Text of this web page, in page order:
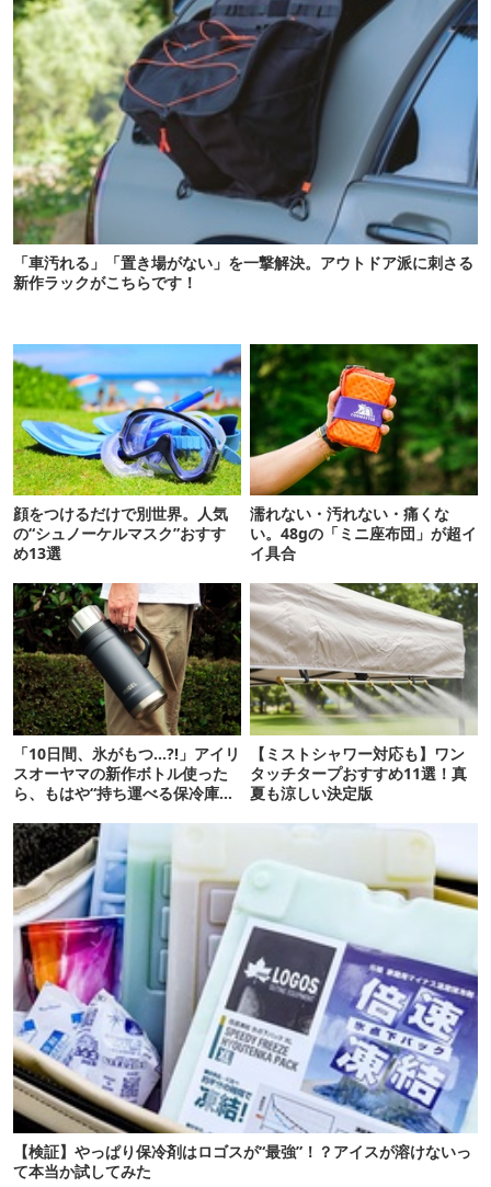
「車汚れる」「置き場がない」を一撃解決。アウトドア派に刺さる
新作ラックがこちらです！
顔をつけるだけで別世界。人気
の“シュノーケルマスク”おすす
め13選
濡れない・汚れない・痛くな
い。48gの「ミニ座布団」が超イ
イ具合
「10日間、氷がもつ…?!」アイリ
スオーヤマの新作ボトル使った
ら、もはや“持ち運べる保冷庫
【ミストシャワー対応も】ワン
タッチタープおすすめ11選！真
夏も涼しい決定版
【検証】やっぱり保冷剤はロゴスが“最強”！？アイスが溶けないっ
て本当か試してみた